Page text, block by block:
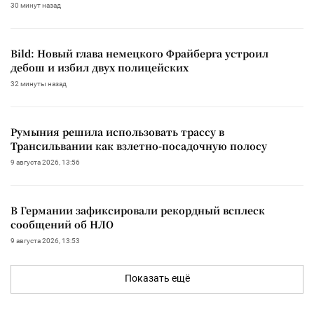
30 минут назад
Bild: Новый глава немецкого Фрайберга устроил
дебош и избил двух полицейских
32 минуты назад
Румыния решила использовать трассу в
Трансильвании как взлетно-посадочную полосу
9 августа 2026, 13:56
В Германии зафиксировали рекордный всплеск
сообщений об НЛО
9 августа 2026, 13:53
Показать ещё